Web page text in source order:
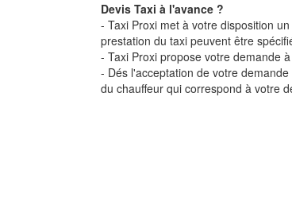
Devis Taxi à l'avance ?
- Taxi Proxi met à votre disposition
prestation du taxi peuvent être
- Taxi Proxi propose votre demande
- Dés l'acceptation de votre
du chauffeur qui correspond à votre